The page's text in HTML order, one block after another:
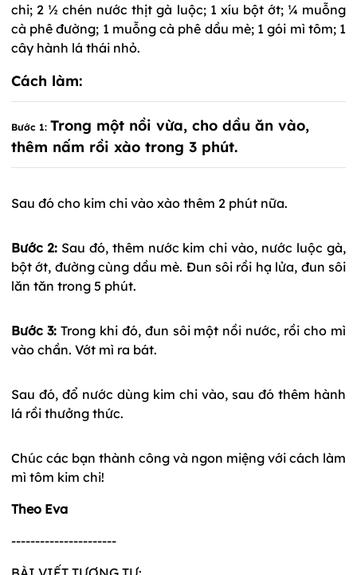
chi; 2 ½ chén nước thịt gà luộc; 1 xíu bột ớt; ¼ muỗng
cà phê đường; 1 muỗng cà phê dầu mè; 1 gói mì tôm; 1
cây hành lá thái nhỏ.
Cách làm:
Bước 1: Trong một nồi vừa, cho dầu ăn vào,
thêm nấm rồi xào trong 3 phút.
Sau đó cho kim chi vào xào thêm 2 phút nữa.
Bước 2:Sau đó, thêm nước kim chi vào, nước luộc gà,
bột ớt, đường cùng dầu mè. Đun sôi rồi hạ lửa, đun sôi
lăn tăn trong 5 phút.
Bước 3:Trong khi đó, đun sôi một nồi nước, rồi cho mì
vào chần. Vớt mì ra bát.
Sau đó, đổ nước dùng kim chi vào, sau đó thêm hành
lá rồi thưởng thức.
Chúc các bạn thành công và ngon miệng với cách làm
mì tôm kim chi!
Theo Eva
----------------------